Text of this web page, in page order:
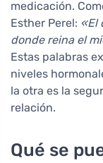
medicación.
Esther Perel: «El
donde reina el
Estas palabras
niveles
la otra es la
relación.
Qué se